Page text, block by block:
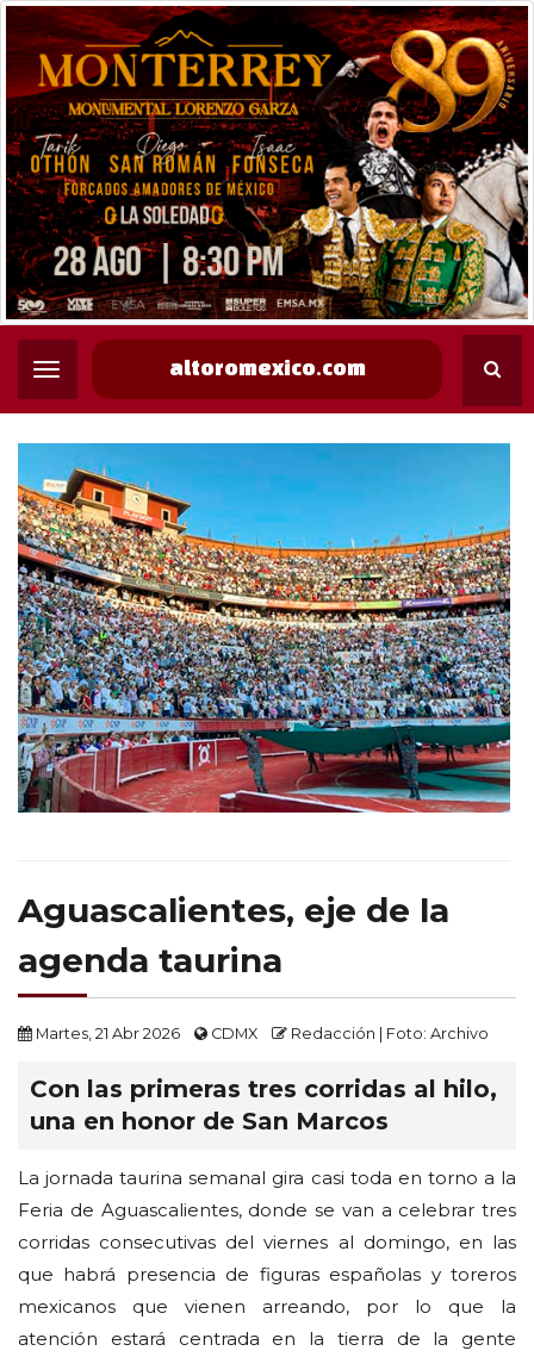
altoromexico.com
Aguascalientes, eje de la
agenda taurina
Martes, 21 Abr 2026 CDMX Redacción | Foto: Archivo
Con las primeras tres corridas al hilo,
una en honor de San Marcos
La jornada taurina semanal gira casi toda en torno a la
Feria de Aguascalientes, donde se van a celebrar tres
corridas consecutivas del viernes al domingo, en las
que habrá presencia de figuras españolas y toreros
mexicanos que vienen arreando, por lo que la
atención estará centrada en la tierra de la gente